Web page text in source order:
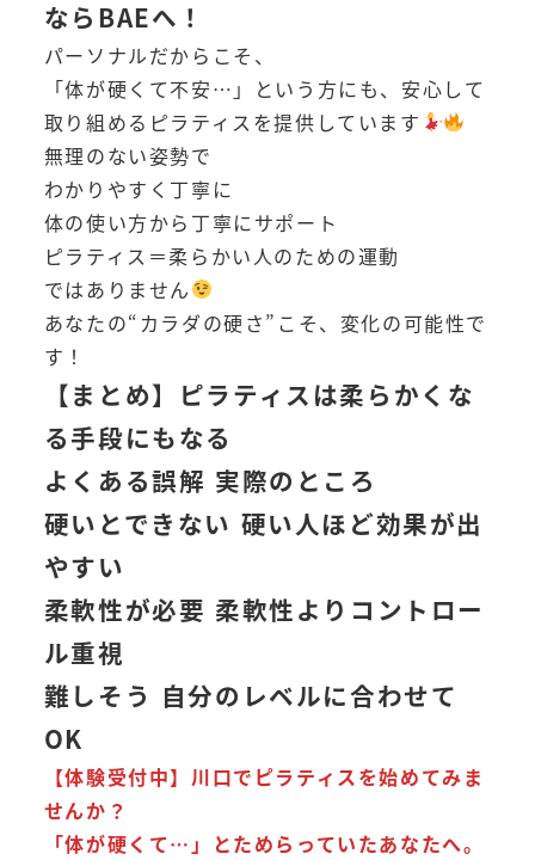
ならBAEへ！
パーソナルだからこそ、
「体が硬くて不安…」という方にも、安心して
取り組めるピラティスを提供しています
無理のない姿勢で
わかりやすく丁寧に
体の使い方から丁寧にサポート
ピラティス＝柔らかい人のための運動
ではありません
あなたの“カラダの硬さ”こそ、変化の可能性で
す！
【まとめ】ピラティスは柔らかくな
る手段にもなる
よくある誤解 実際のところ
硬いとできない 硬い人ほど効果が出
やすい
柔軟性が必要 柔軟性よりコントロー
ル重視
難しそう 自分のレベルに合わせて
OK
【体験受付中】川口でピラティスを始めてみま
せんか？
「体が硬くて…」とためらっていたあなたへ。